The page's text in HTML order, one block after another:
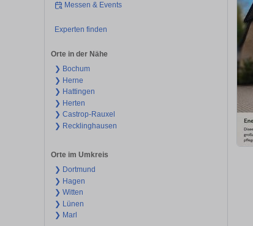
Messen & Events
Experten finden
Orte in der Nähe
❯ Bochum
❯ Herne
❯ Hattingen
❯ Herten
❯ Castrop-Rauxel
❯ Recklinghausen
Orte im Umkreis
❯ Dortmund
❯ Hagen
❯ Witten
❯ Lünen
❯ Marl